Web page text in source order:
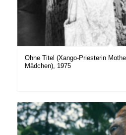
Ohne Titel (Xango-Priesterin
Mädchen), 1975